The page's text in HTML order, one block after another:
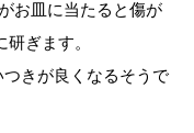
お皿に当たると傷が
ぎます。
きが良くなるそうで